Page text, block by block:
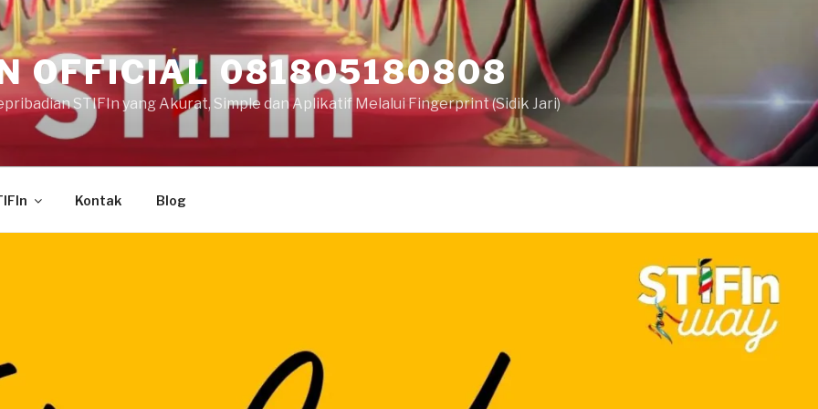
OFFICIAL 081805180808
STIFIn yang Akurat, Simple dan Aplikatif Melalui Fingerprint (Sidik Jari)
Kontak Blog